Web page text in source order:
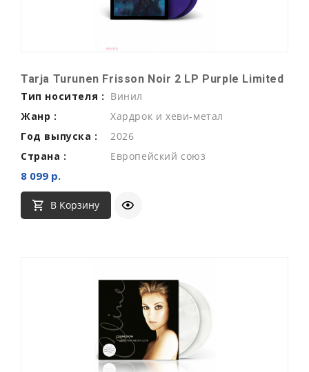
Tarja Turunen Frisson Noir 2 LP Purple Limited
Тип носителя : Винил
Жанр :
Хардрок и хеви-метал
Год выпуска :
2026
Страна :
Европейский союз
8 099 р.
В Корзину